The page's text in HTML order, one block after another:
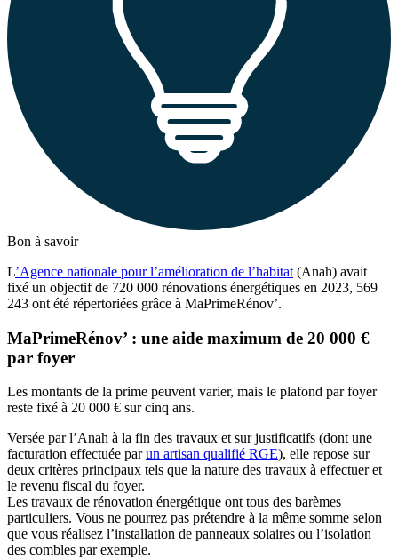
Bon à savoir
L’Agence nationale pour l’amélioration de l’habitat (Anah) avait
fixé un objectif de 720 000 rénovations énergétiques en 2023, 569
243 ont été répertoriées grâce à MaPrimeRénov’.
MaPrimeRénov’ : une aide maximum de 20 000 €
par foyer
Les montants de la prime peuvent varier, mais le plafond par foyer
reste fixé à 20 000 € sur cinq ans.
Versée par l’Anah à la fin des travaux et sur justificatifs (dont une
facturation effectuée parun artisan qualifié RGE), elle repose sur
deux critères principaux tels que la nature des travaux à effectuer et
le revenu fiscal du foyer.
Les travaux de rénovation énergétique ont tous des barèmes
particuliers. Vous ne pourrez pas prétendre à la même somme selon
que vous réalisez l’installation de panneaux solaires ou l’isolation
des combles par exemple.